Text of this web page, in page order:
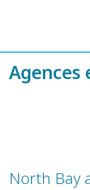
Agences
North Bay